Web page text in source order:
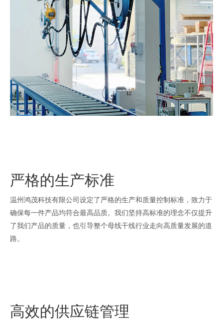
严格的生产标准
温州鸿茂科技有限公司设定了严格的生产和质量控制标准，致力于
确保每一件产品均符合最高品质。我们坚持高标准的理念不仅提升
了我们产品的质量，也引导整个母线干线行业走向高质量发展的道
路。
高效的供应链管理